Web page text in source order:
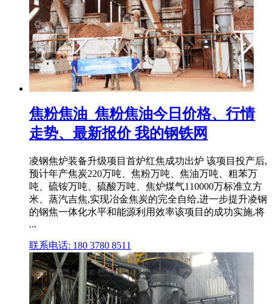
焦粉焦油_焦粉焦油今日价格、行情
走势、最新报价 我的钢铁网
凌钢焦炉装备升级项目首炉红焦成功出炉 该项目投产后,
预计年产焦炭220万吨、焦粉万吨、焦油万吨、粗苯万
吨、硫铵万吨、硫酸万吨、焦炉煤气110000万标准立方
米、蒸汽吉焦,实现冶金焦炭的完全自给,进一步提升凌钢
的钢焦一体化水平和能源利用效率该项目的成功实施,将
...
联系电话: 180 3780 8511